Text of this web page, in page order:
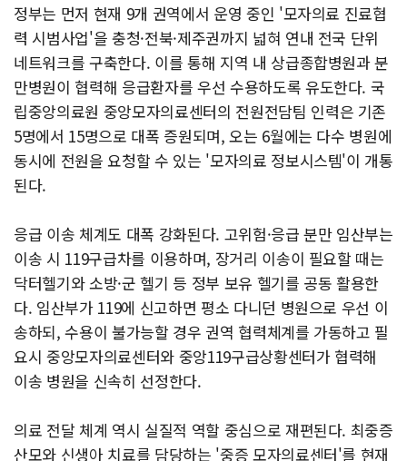
정부는 먼저 현재 9개 권역에서 운영 중인 '모자의료 진료협
력 시범사업'을 충청·전북·제주권까지 넓혀 연내 전국 단위
네트워크를 구축한다. 이를 통해 지역 내 상급종합병원과 분
만병원이 협력해 응급환자를 우선 수용하도록 유도한다. 국
립중앙의료원 중앙모자의료센터의 전원전담팀 인력은 기존
5명에서 15명으로 대폭 증원되며, 오는 6월에는 다수 병원에
동시에 전원을 요청할 수 있는 '모자의료 정보시스템'이 개통
된다.
응급 이송 체계도 대폭 강화된다. 고위험·응급 분만 임산부는
이송 시 119구급차를 이용하며, 장거리 이송이 필요할 때는
닥터헬기와 소방·군 헬기 등 정부 보유 헬기를 공동 활용한
다. 임산부가 119에 신고하면 평소 다니던 병원으로 우선 이
송하되, 수용이 불가능할 경우 권역 협력체계를 가동하고 필
요시 중앙모자의료센터와 중앙119구급상황센터가 협력해
이송 병원을 신속히 선정한다.
의료 전달 체계 역시 실질적 역할 중심으로 재편된다. 최중증
산모와 신생아 치료를 담당하는 '중증 모자의료센터'를 현재